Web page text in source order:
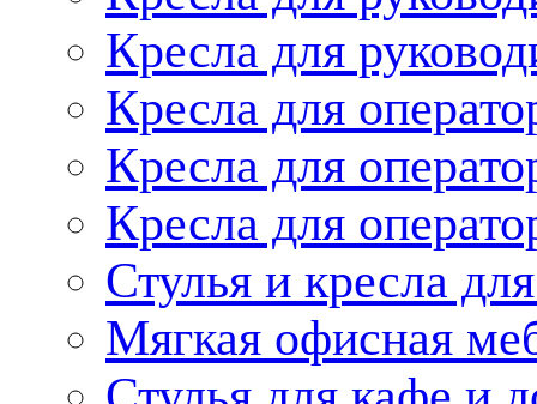
Кресла для
Кресла для
Кресла для
Кресла для
Стулья и кресла
Мягкая офисная